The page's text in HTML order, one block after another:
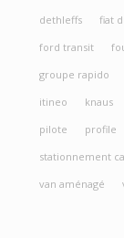
dethleffs
fiat
ford transit
groupe rapido
itineo
knaus
pilote
profile
stationnement
van aménagé